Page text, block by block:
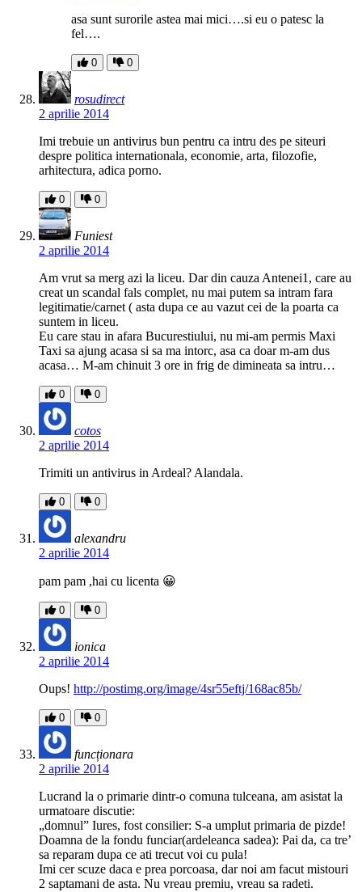
asa sunt surorile astea mai mici….si eu o patesc la
fel….
0 0
rosudirect
2 aprilie 2014
Imi trebuie un antivirus bun pentru ca intru des pe siteuri
despre politica internationala, economie, arta, filozofie,
arhitectura, adica porno.
0 0
Funiest
2 aprilie 2014
Am vrut sa merg azi la liceu. Dar din cauza Antenei1, care au
creat un scandal fals complet, nu mai putem sa intram fara
legitimatie/carnet ( asta dupa ce au vazut cei de la poarta ca
suntem in liceu.
Eu care stau in afara Bucurestiului, nu mi-am permis Maxi
Taxi sa ajung acasa si sa ma intorc, asa ca doar m-am dus
acasa… M-am chinuit 3 ore in frig de dimineata sa intru…
0 0
cotos
2 aprilie 2014
Trimiti un antivirus in Ardeal? Alandala.
0 0
alexandru
2 aprilie 2014
pam pam ,hai cu licenta 😀
0 0
ionica
2 aprilie 2014
Oups! http://postimg.org/image/4sr55eftj/168ac85b/
0 0
funcționara
2 aprilie 2014
Lucrand la o primarie dintr-o comuna tulceana, am asistat la
urmatoare discutie:
„domnul” Iures, fost consilier: S-a umplut primaria de pizde!
Doamna de la fondu funciar(ardeleanca sadea): Pai da, ca tre’
sa reparam dupa ce ati trecut voi cu pula!
Imi cer scuze daca e prea porcoasa, dar noi am facut mistouri
2 saptamani de asta. Nu vreau premiu, vreau sa radeti.